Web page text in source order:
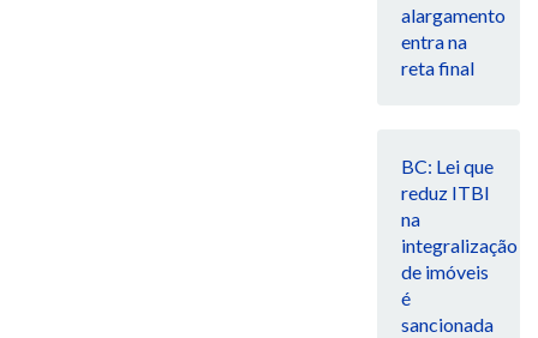
alargamento
entra na
reta final
BC: Lei que
reduz ITBI
na
integralização
de imóveis
é
sancionada